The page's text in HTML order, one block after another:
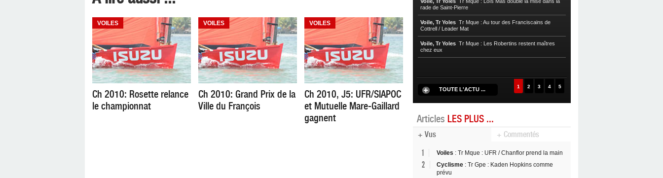
VOILES
Ch 2010: Rosette relance
le championnat
VOILES
Ch 2010: Grand Prix de la
Ville du François
VOILES
Ch 2010, J5: UFR/SIAPOC
et Mutuelle Mare-Gaillard
gagnent
rade de Saint-Pierre
Voile, Tr Yoles Tr Mque : Au tour des Franciscains de
Cottrell / Leader Mat
Voile, Tr Yoles Tr Mque : Les Robertins restent maîtres
chez eux
TOUTE L'ACTU ... 1 2 3 4 5
Articles LES PLUS ...
+ Vus + Commentés
1 Voiles : Tr Mque : UFR / Chanflor prend la main
2 Cyclisme : Tr Gpe : Kaden Hopkins comme
prévu